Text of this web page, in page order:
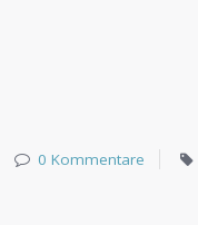
0 Kommentare